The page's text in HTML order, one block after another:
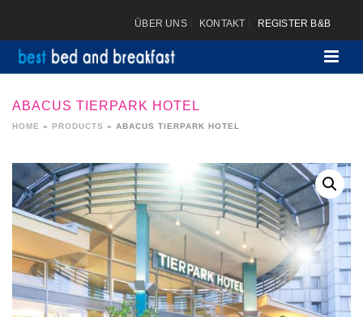
ÜBER UNS KONTAKT REGISTER B&B
ABACUS TIERPARK HOTEL
HOME » PRODUCTS » ABACUS TIERPARK HOTEL